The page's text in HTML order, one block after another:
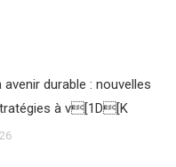
durable : nouvelles
à v[1D[K